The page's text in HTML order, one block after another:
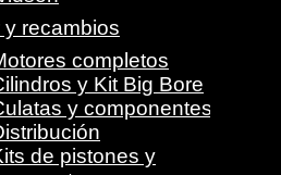
y recambios
completos
y Kit Big Bore
y componentes
de pistones y